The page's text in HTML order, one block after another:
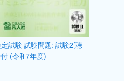
試験 試験問題: 試験2(聴
(令和7年度)